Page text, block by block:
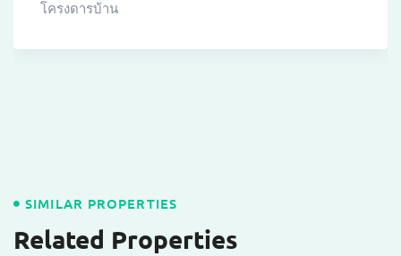
โครงดารบ้าน
SIMILAR PROPERTIES
Related Properties